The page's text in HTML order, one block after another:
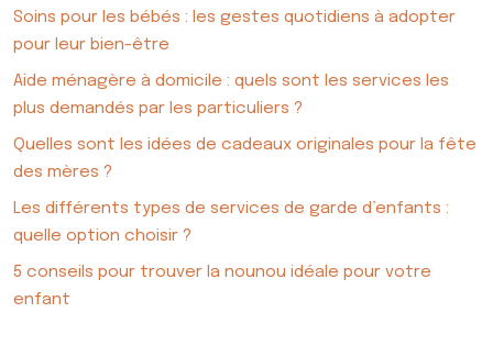
Soins pour les bébés : les gestes quotidiens à adopter
pour leur bien-être
Aide ménagère à domicile : quels sont les services les
plus demandés par les particuliers ?
Quelles sont les idées de cadeaux originales pour la fête
des mères ?
Les différents types de services de garde d’enfants :
quelle option choisir ?
5 conseils pour trouver la nounou idéale pour votre
enfant